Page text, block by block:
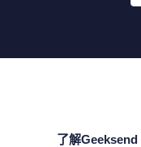
了解Geeksend